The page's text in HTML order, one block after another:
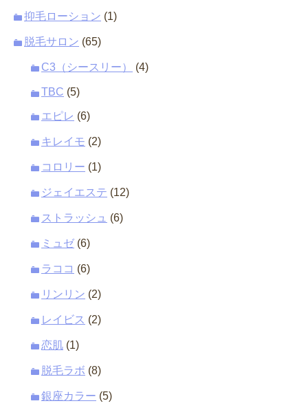
抑毛ローション (1)
脱毛サロン (65)
C3（シースリー） (4)
TBC (5)
エピレ (6)
キレイモ (2)
コロリー (1)
ジェイエステ (12)
ストラッシュ (6)
ミュゼ (6)
ラココ (6)
リンリン (2)
レイビス (2)
恋肌 (1)
脱毛ラボ (8)
銀座カラー (5)